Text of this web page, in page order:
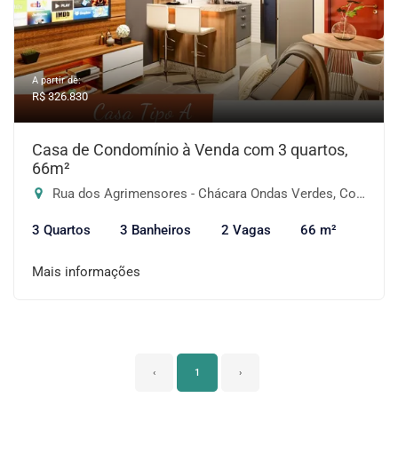
A partir de:
R$ 326.830
Casa de Condomínio à Venda com 3 quartos,
66m²
Rua dos Agrimensores - Chácara Ondas Verdes, Cotia-SP
3 Quartos 3 Banheiros 2 Vagas 66 m²
Mais informações
‹ 1 ›